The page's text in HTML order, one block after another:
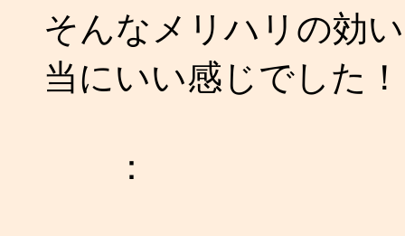
そんなメリハリの効
当にいい感じでした！
：